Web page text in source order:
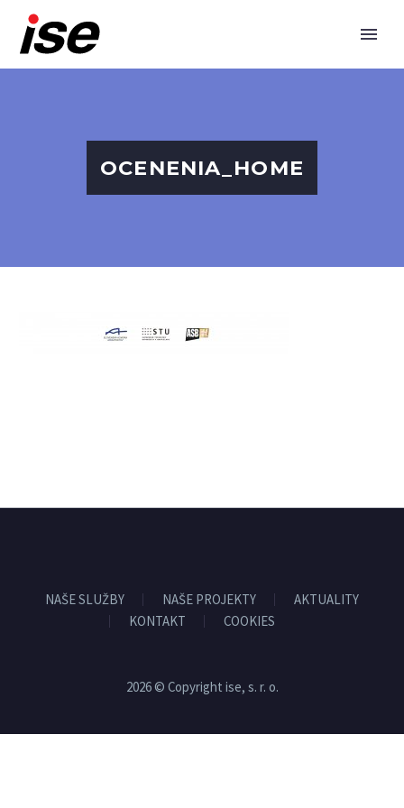
OCENENIA_HOME
NAŠE SLUŽBY NAŠE PROJEKTY
AKTUALITY
KONTAKT
COOKIES
2026 © Copyright ise, s. r. o.